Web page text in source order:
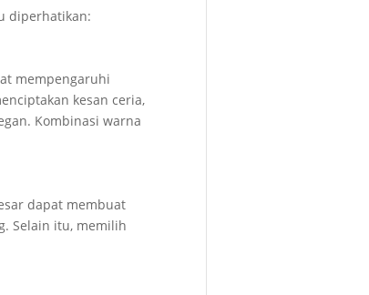
diperhatikan:
mempengaruhi
kesan ceria,
Kombinasi warna
dapat membuat
Selain itu, memilih